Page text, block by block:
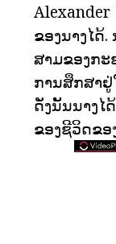
Alexander
ຂອງນາງໄດ້
ສາມຂອງກະ
ການສຶກສາຢູ່
ດັ່ງນັ້ນນາງໄ
ຂອງຊີວິດຂອ